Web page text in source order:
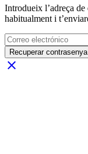
Introdueix l’adreça
habitualment i
Recuperar contrasenya
close